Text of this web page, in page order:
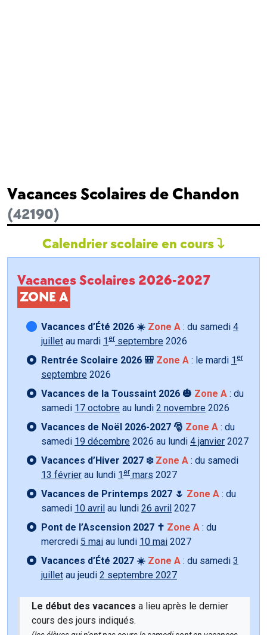
Vacances Scolaires de Chandon
(42190)
Calendrier scolaire en cours
Vacances Scolaires 2026-2027
ZONE A
Vacances d’Été 2026 ☀️ Zone A : du samedi 4
juillet au mardi 1 er septembre 2026
Rentrée Scolaire 2026 🎒 Zone A : le mardi 1 er
septembre 2026
Vacances de la Toussaint 2026 🎃 Zone A : du
samedi 17 octobre au lundi 2 novembre 2026
Vacances de Noël 2026-2027 🎅 Zone A : du
samedi 19 décembre 2026 au lundi 4 janvier 2027
Vacances d’Hiver 2027 ❄️ Zone A : du samedi
13 février au lundi 1 er mars 2027
Vacances de Printemps 2027 🌷 Zone A : du
samedi 10 avril au lundi 26 avril 2027
Pont de l’Ascension 2027 ✝️ Zone A : du
mercredi 5 mai au lundi 10 mai 2027
Vacances d’Été 2027 ☀️ Zone A : du samedi 3
juillet au jeudi 2 septembre 2027
Le début des vacances a lieu après le dernier
cours des jours indiqués.